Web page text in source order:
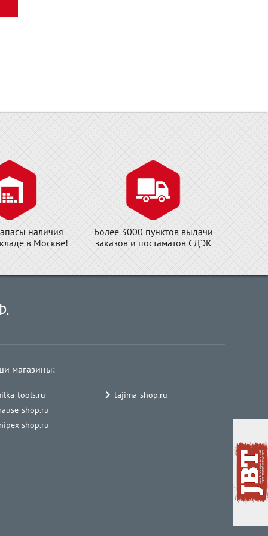
наличия
в Москве!
Более 3000 пунктов выдачи
заказов и постаматов СДЭК
магазины:
tools.ru
shop.ru
shop.ru
tajima-shop.ru